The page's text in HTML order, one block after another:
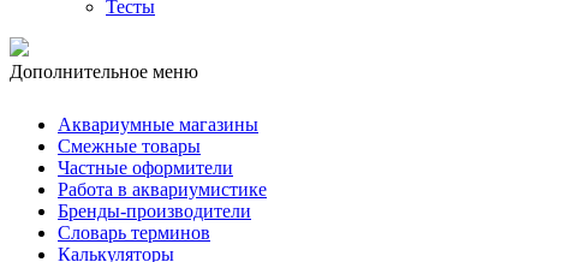
Тесты
Дополнительное меню
Аквариумные магазины
Смежные товары
Частные оформители
Работа в аквариумистике
Бренды-производители
Словарь терминов
Калькуляторы